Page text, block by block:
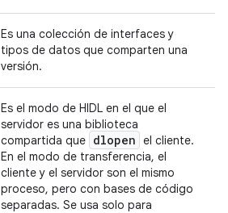
Es una colección de interfaces y
tipos de datos que comparten una
versión.
Es el modo de HIDL en el que el
servidor es una biblioteca
compartida que dlopen el cliente.
En el modo de transferencia, el
cliente y el servidor son el mismo
proceso, pero con bases de código
separadas. Se usa solo para